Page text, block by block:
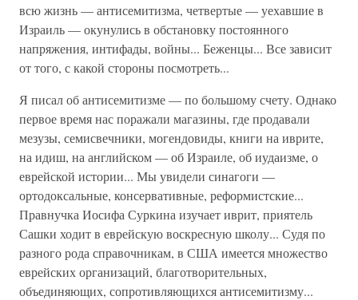
всю жизнь — антисемитизма, четвертые — уехавшие в
Израиль — окунулись в обстановку постоянного
напряжения, интифады, войны... Беженцы... Все зависит
от того, с какой стороны посмотреть...
Я писал об антисемитизме — по большому счету. Однако
первое время нас поражали магазины, где продавали
мезузы, семисвечники, могендовиды, книги на иврите,
на идиш, на английском — об Израиле, об иудаизме, о
еврейской истории... Мы увидели синагоги —
ортодоксальные, консервативные, реформистские...
Правнучка Иосифа Суркина изучает иврит, приятель
Сашки ходит в еврейскую воскресную школу... Судя по
разного рода справочникам, в США имеется множество
еврейских организаций, благотворительных,
объединяющих, сопротивляющихся антисемитизму...